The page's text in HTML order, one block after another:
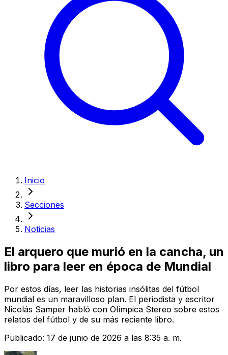
Inicio
Secciones
Noticias
El arquero que murió en la cancha, un
libro para leer en época de Mundial
Por estos días, leer las historias insólitas del fútbol
mundial es un maravilloso plan. El periodista y escritor
Nicolás Samper habló con Olímpica Stereo sobre estos
relatos del fútbol y de su más reciente libro.
Publicado: 17 de junio de 2026 a las 8:35 a. m.